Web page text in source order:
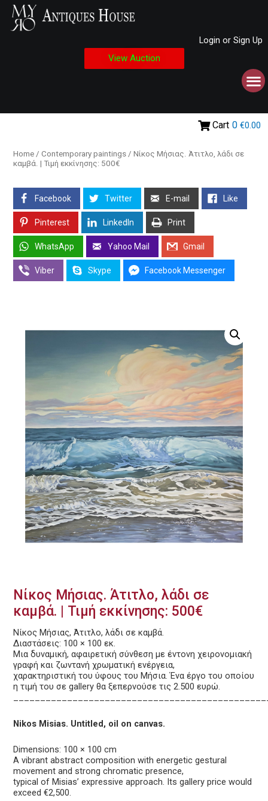
Login or Sign Up
View Auction
Cart 0 €0.00
Home / Contemporary paintings / Νίκος Μήσιας. Άτιτλο, λάδι σε
καμβά. | Τιμή εκκίνησης: 500€
Facebook Twitter E-mail Like
Pinterest LinkedIn Print
WhatsApp Yahoo Mail Gmail
Viber Skype Facebook Messenger
Νίκος Μήσιας. Άτιτλο, λάδι σε
καμβά. | Τιμή εκκίνησης: 500€
Νίκος Μήσιας, Άτιτλο, λάδι σε καμβά.
Διαστάσεις: 100 × 100 εκ.
Μια δυναμική, αφαιρετική σύνθεση με έντονη χειρονομιακή
γραφή και ζωντανή χρωματική ενέργεια,
χαρακτηριστική του ύφους του Μήσια. Ένα έργο του οποίου
η τιμή του σε gallery θα ξεπερνούσε τις 2.500 ευρώ.
Nikos Misias. Untitled, oil on canvas.
Dimensions: 100 × 100 cm
A vibrant abstract composition with energetic gestural
movement and strong chromatic presence,
typical of Misias’ expressive approach. Its gallery price would
exceed €2,500.